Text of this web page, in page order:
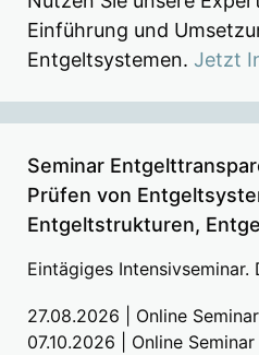
Einführung und
Entgeltsystemen. Jetzt
Seminar
Prüfen von
Entgeltstrukturen,
Eintägiges Intensivseminar.
27.08.2026 | Online Seminar
07.10.2026 | Online Seminar